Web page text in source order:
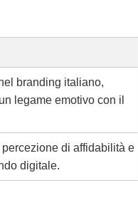
branding italiano,
legame emotivo con il
di affidabilità e
digitale.